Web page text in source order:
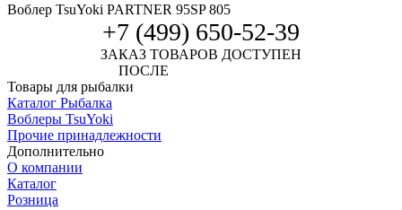
Воблер TsuYoki PARTNER 95SP 805
+7 (499) 650-52-39
ЗАКАЗ ТОВАРОВ ДОСТУПЕН
ПОСЛЕ
Товары для рыбалки
Каталог Рыбалка
Воблеры TsuYoki
Прочие принадлежности
Дополнительно
О компании
Каталог
Розница